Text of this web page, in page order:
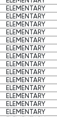
ELEMENTARY
ELEMENTARY
ELEMENTARY
ELEMENTARY
ELEMENTARY
ELEMENTARY
ELEMENTARY
ELEMENTARY
ELEMENTARY
ELEMENTARY
ELEMENTARY
ELEMENTARY
ELEMENTARY
ELEMENTARY